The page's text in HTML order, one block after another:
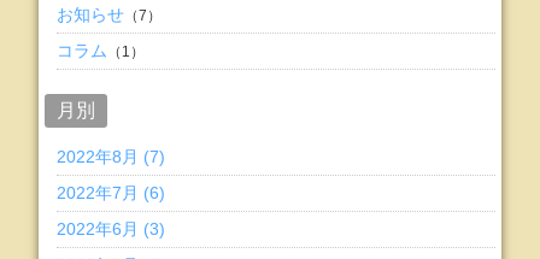
お知らせ （7）
コラム （1）
月別
2022年8月 (7)
2022年7月 (6)
2022年6月 (3)